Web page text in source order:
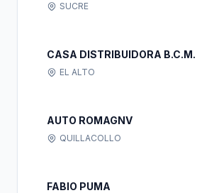
SUCRE
CASA DISTRIBUIDORA B.C.M.
EL ALTO
AUTO ROMAGNV
QUILLACOLLO
FABIO PUMA